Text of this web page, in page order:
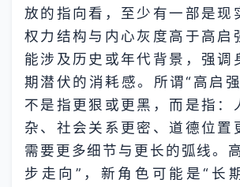
放的指向看，至少有一部是现
权力结构与内心灰度高于高启
能涉及历史或年代背景，强调
期潜伏的消耗感。所谓“高启
不是指更狠或更黑，而是指：
杂、社会关系更密、道德位置
需要更多细节与更长的弧线。
步走向”，新角色可能是“长